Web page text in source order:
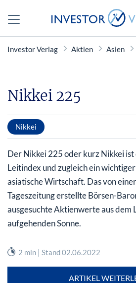
Investor Verlag Aktien Asien
Nikkei 225
Nikkei
Der Nikkei 225 oder kurz Nikkei ist
Leitindex und zugleich ein
asiatische Wirtschaft. Das von
Tageszeitung erstellte Börsen-
ausgesuchte Aktienwerte aus dem
aufgehenden Sonne.
2 min | Stand 02.06.2022
ARTIKEL